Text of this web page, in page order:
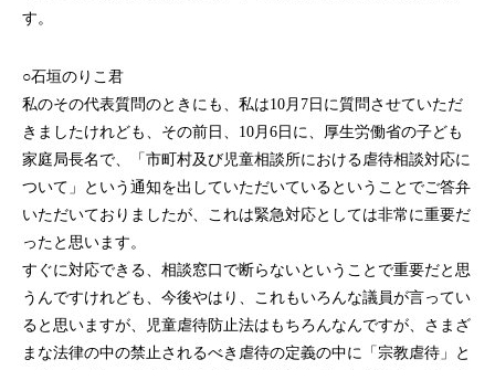
す。
○石垣のりこ君
私のその代表質問のときにも、私は10月7日に質問させていただ
きましたけれども、その前日、10月6日に、厚生労働省の子ども
家庭局長名で、「市町村及び児童相談所における虐待相談対応に
ついて」という通知を出していただいているということでご答弁
いただいておりましたが、これは緊急対応としては非常に重要だ
ったと思います。
すぐに対応できる、相談窓口で断らないということで重要だと思
うんですけれども、今後やはり、これもいろんな議員が言ってい
ると思いますが、児童虐待防止法はもちろんなんですが、さまざ
まな法律の中の禁止されるべき虐待の定義の中に「宗教虐待」と